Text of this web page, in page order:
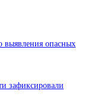
выявления опасных
зафиксировали